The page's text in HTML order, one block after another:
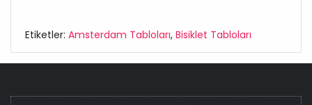
Etiketler: Amsterdam Tabloları, Bisiklet Tabloları